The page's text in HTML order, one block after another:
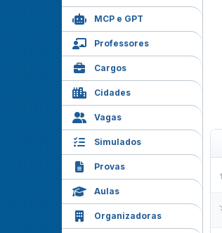
MCP e GPT
Professores
Cargos
Cidades
Vagas
Simulados
Provas
Aulas
Organizadoras